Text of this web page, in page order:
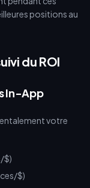
positions au
du ROI
In-App
votre
$)
$)